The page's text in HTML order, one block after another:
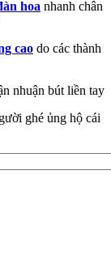
hoa nhanh chân
cao do các thành
nhuận bút liền tay
ghé ủng hộ cái